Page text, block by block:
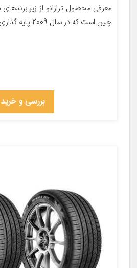
چین است که در سال 2009 پایه گذاری شده است. […]
بررسی و خرید